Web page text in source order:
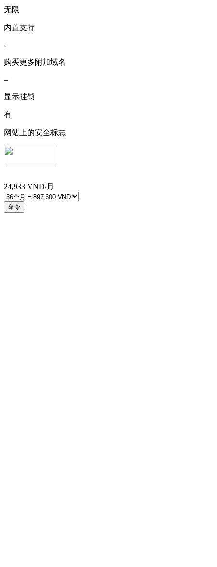
无限
内置支持
-
购买更多附加域名
–
显示挂锁
有
网站上的安全标志
24,933 VND/月
命令